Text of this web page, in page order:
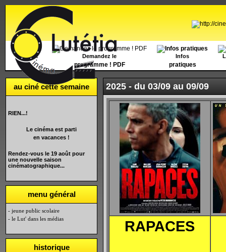
Accueil Demandez le
programme ! PDF
Infos
pratiques
au ciné cette semaine
RIEN...!
Le cinéma est parti
en vacances !
Rendez-vous le 19 août pour
une nouvelle saison
cinématographique...
menu général
- jeune public scolaire
- le Lut' dans les médias
historique
2025 - du 03/09 au 09/09
RAPACES